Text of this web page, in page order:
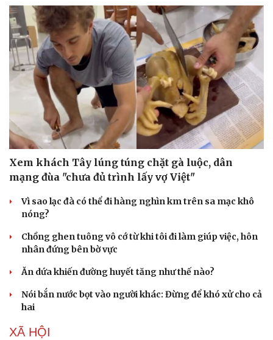
Xem khách Tây lúng túng chặt gà luộc, dân
mạng đùa "chưa đủ trình lấy vợ Việt"
Vì sao lạc đà có thể đi hàng nghìn km trên sa mạc khô
nóng?
Chồng ghen tuông vô cớ từ khi tôi đi làm giúp việc, hôn
nhân đứng bên bờ vực
Ăn dứa khiến đường huyết tăng như thế nào?
Nói bắn nước bọt vào người khác: Đừng để khó xử cho cả
hai
XÃ HỘI